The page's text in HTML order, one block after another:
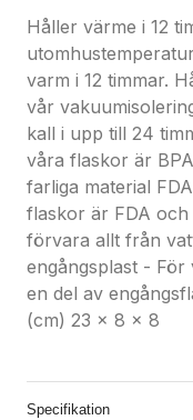
Håller värme i 12
varm i 12 timmar.
vår
kall i upp till 24
våra flaskor är
farliga material
flaskor är FDA och
förvara allt från
engångsplast -
en del av
(cm) 23 x 8 x 8
Specifikation